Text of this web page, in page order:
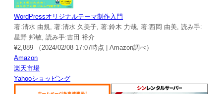
WordPressオリジナルテーマ制作入門
著:清水 由規, 著:清水 久美子, 著:鈴木 力哉, 著:西岡 由美, 読み手:
星野 邦敏, 読み手:吉田 裕介
¥2,889
（2024/02/08 17:07時点 | Amazon調べ）
Amazon
楽天市場
Yahooショッピング